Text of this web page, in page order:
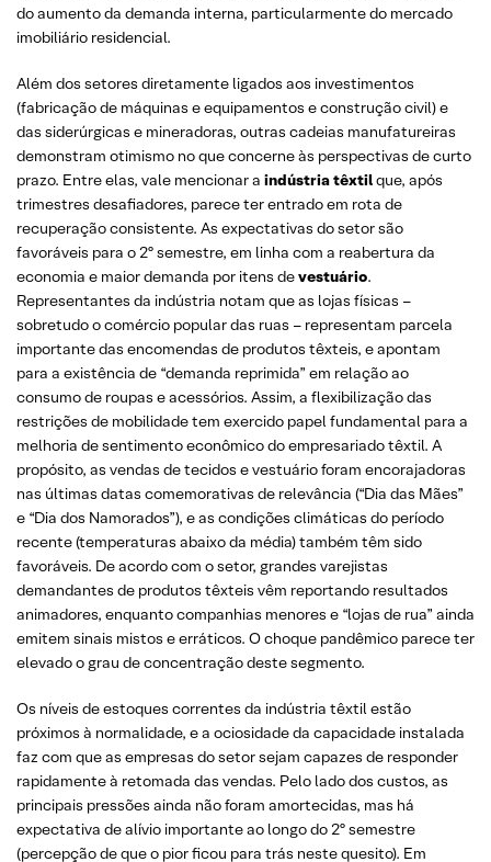
do aumento da demanda interna, particularmente do mercado
imobiliário residencial.
Além dos setores diretamente ligados aos investimentos
(fabricação de máquinas e equipamentos e construção civil) e
das siderúrgicas e mineradoras, outras cadeias manufatureiras
demonstram otimismo no que concerne às perspectivas de curto
prazo. Entre elas, vale mencionar a indústria têxtilque, após
trimestres desafiadores, parece ter entrado em rota de
recuperação consistente. As expectativas do setor são
favoráveis para o 2º semestre, em linha com a reabertura da
economia e maior demanda por itens devestuário.
Representantes da indústria notam que as lojas físicas –
sobretudo o comércio popular das ruas – representam parcela
importante das encomendas de produtos têxteis, e apontam
para a existência de “demanda reprimida” em relação ao
consumo de roupas e acessórios. Assim, a flexibilização das
restrições de mobilidade tem exercido papel fundamental para a
melhoria de sentimento econômico do empresariado têxtil. A
propósito, as vendas de tecidos e vestuário foram encorajadoras
nas últimas datas comemorativas de relevância (“Dia das Mães”
e “Dia dos Namorados”), e as condições climáticas do período
recente (temperaturas abaixo da média) também têm sido
favoráveis. De acordo com o setor, grandes varejistas
demandantes de produtos têxteis vêm reportando resultados
animadores, enquanto companhias menores e “lojas de rua” ainda
emitem sinais mistos e erráticos. O choque pandêmico parece ter
elevado o grau de concentração deste segmento.
Os níveis de estoques correntes da indústria têxtil estão
próximos à normalidade, e a ociosidade da capacidade instalada
faz com que as empresas do setor sejam capazes de responder
rapidamente à retomada das vendas. Pelo lado dos custos, as
principais pressões ainda não foram amortecidas, mas há
expectativa de alívio importante ao longo do 2º semestre
(percepção de que o pior ficou para trás neste quesito). Em